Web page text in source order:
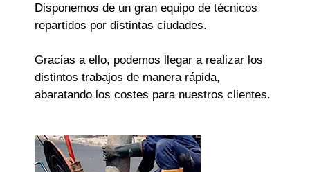
Disponemos de un gran equipo de técnicos
repartidos por distintas ciudades.
Gracias a ello, podemos llegar a realizar los
distintos trabajos de manera rápida,
abaratando los costes para nuestros clientes.